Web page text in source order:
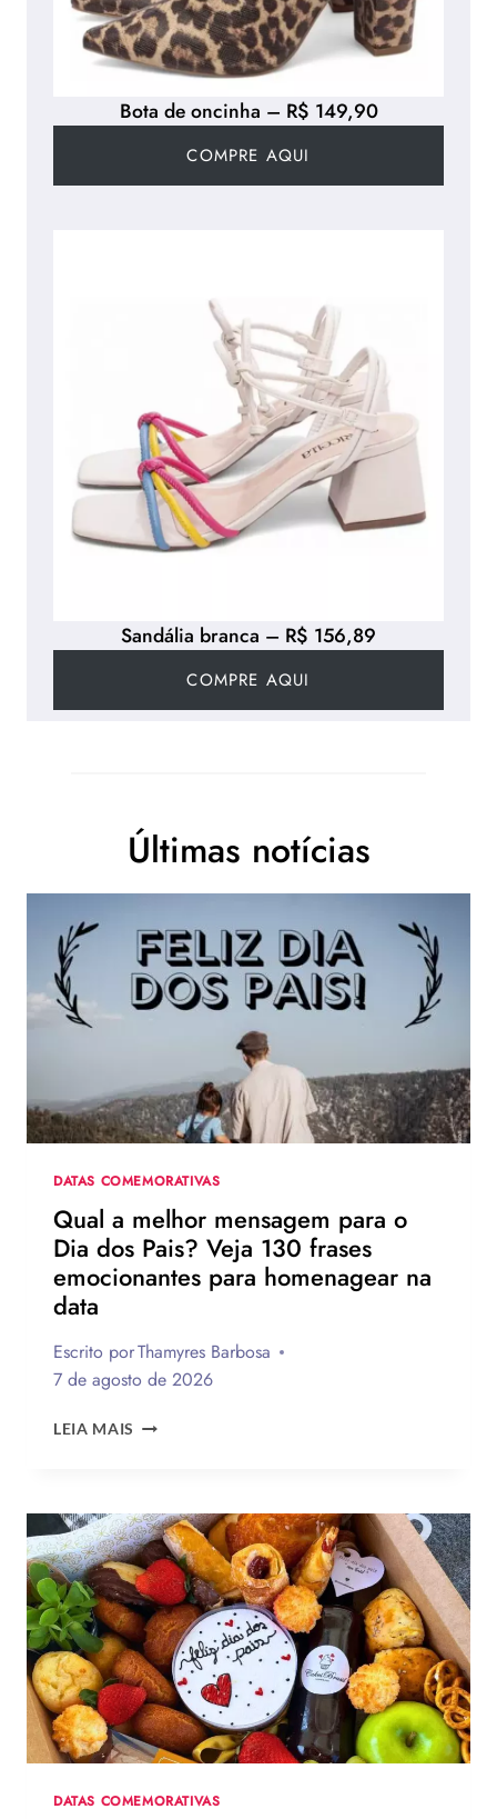
Sandália branca – R$ 156,89
COMPRE AQUI
Bota de oncinha – R$ 149,90
COMPRE AQUI
Últimas notícias
DATAS COMEMORATIVAS
Qual a melhor mensagem para o
Dia dos Pais? Veja 130 frases
emocionantes para homenagear na
data
Escrito porThamyres Barbosa
7 de agosto de 2026
LEIA MAIS QUAL
PARA
O
DIA
DOS
PAIS?
VEJA
130
FRASES
EMOCIONANTES
PARA
HOMENAGEAR
DATA
DATAS COMEMORATIVAS